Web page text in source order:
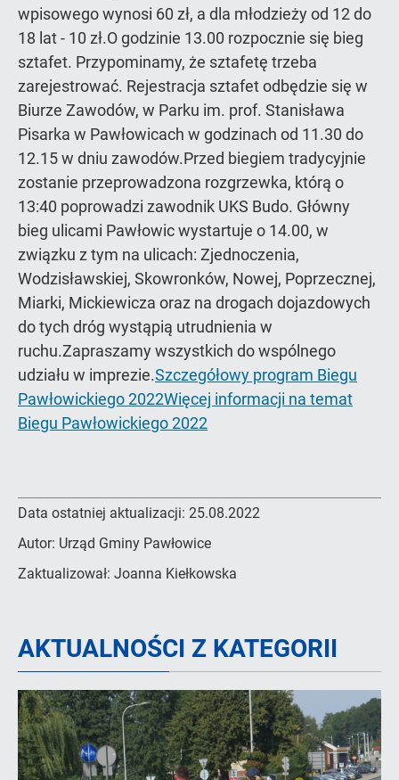
wpisowego wynosi 60 zł, a dla młodzieży od 12 do
18 lat - 10 zł.O godzinie 13.00 rozpocznie się bieg
sztafet. Przypominamy, że sztafetę trzeba
zarejestrować. Rejestracja sztafet odbędzie się w
Biurze Zawodów, w Parku im. prof. Stanisława
Pisarka w Pawłowicach w godzinach od 11.30 do
12.15 w dniu zawodów.Przed biegiem tradycyjnie
zostanie przeprowadzona rozgrzewka, którą o
13:40 poprowadzi zawodnik UKS Budo. Główny
bieg ulicami Pawłowic wystartuje o 14.00, w
związku z tym na ulicach: Zjednoczenia,
Wodzisławskiej, Skowronków, Nowej, Poprzecznej,
Miarki, Mickiewicza oraz na drogach dojazdowych
do tych dróg wystąpią utrudnienia w
ruchu.Zapraszamy wszystkich do wspólnego
udziału w imprezie.Szczegółowy program Biegu
Pawłowickiego 2022Więcej informacji na temat
Biegu Pawłowickiego 2022
Data ostatniej aktualizacji: 25.08.2022
Autor: Urząd Gminy Pawłowice
Zaktualizował: Joanna Kiełkowska
AKTUALNOŚCI Z KATEGORII